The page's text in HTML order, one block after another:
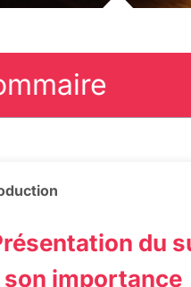
du
son importance